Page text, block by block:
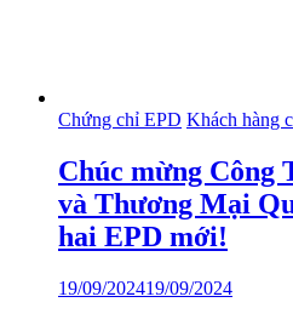
Chứng chỉ EPD Khách hàng
Chúc mừng Công
và Thương Mại
hai EPD mới!
19/09/202419/09/2024